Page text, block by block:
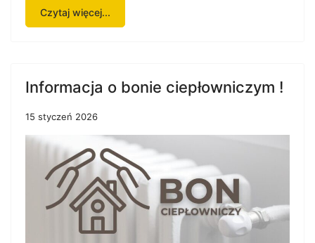
Czytaj więcej...
Informacja o bonie ciepłowniczym !
15 styczeń 2026